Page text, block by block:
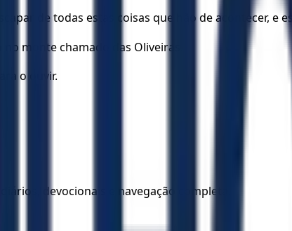
de todas estas coisas que hão de acontecer, e
monte chamado das Oliveiras.
o ouvir.
devocionais e navegação completa.